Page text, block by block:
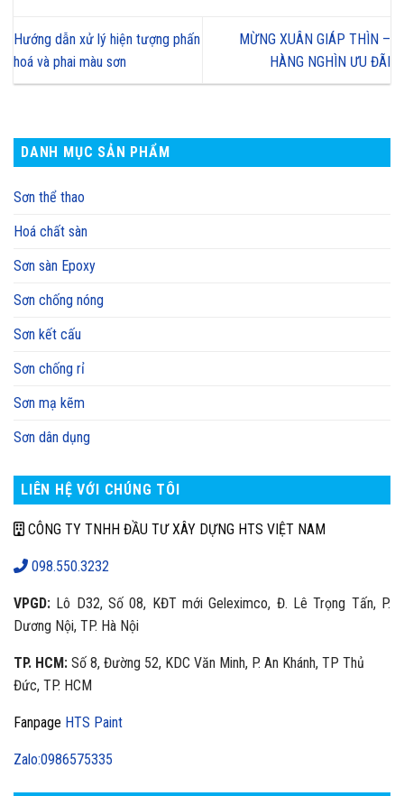
Hướng dẫn xử lý hiện tượng phấn
hoá và phai màu sơn
MỪNG XUÂN GIÁP THÌN –
HÀNG NGHÌN ƯU ĐÃI
DANH MỤC SẢN PHẨM
Sơn thể thao
Hoá chất sàn
Sơn sàn Epoxy
Sơn chống nóng
Sơn kết cấu
Sơn chống rỉ
Sơn mạ kẽm
Sơn dân dụng
LIÊN HỆ VỚI CHÚNG TÔI
CÔNG TY TNHH ĐẦU TƯ XÂY DỰNG HTS VIỆT NAM
098.550.3232
VPGD: Lô D32, Số 08, KĐT mới Geleximco, Đ. Lê Trọng Tấn, P.
Dương Nội, TP. Hà Nội
TP. HCM: Số 8, Đường 52, KDC Văn Minh, P. An Khánh, TP Thủ
Đức, TP. HCM
Fanpage HTS Paint
Zalo:0986575335